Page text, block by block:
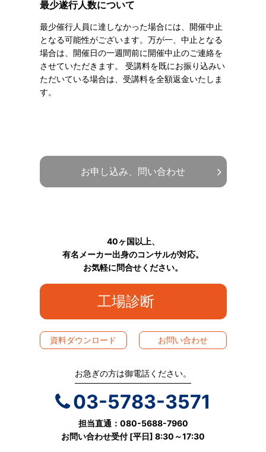
最少遂行人数について
最少催行人員に達しなかった場合には、開催中止
となる可能性がございます。万が一、中止となる
場合は、開催日の一週間前に開催中止のご連絡を
させていただきます。 受講料を既にお振り込みい
ただいている場合は、受講料を全額返金いたしま
す。
お申し込み、問い合わせ
40ヶ国以上、
有名メーカー出身のコンサルが対応。
お気軽に問合せください。
工場診断
資料ダウンロード お問い合わせ
お急ぎの方は御電話ください。
03-5783-3571
担当直通：080-5688-7960
お問い合わせ受付 [平日] 8:30～17:30